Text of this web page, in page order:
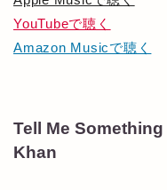
YouTubeで聴く
Amazon Musicで聴く
Tell Me
Khan